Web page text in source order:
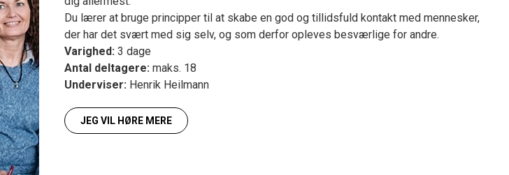
Du lærer at bruge principper til at skabe en god og tillidsfuld kontakt med mennesker,
der har det svært med sig selv, og som derfor opleves besværlige for andre.
Varighed: 3 dage
Antal deltagere: maks. 18
Underviser: Henrik Heilmann
JEG VIL HØRE MERE